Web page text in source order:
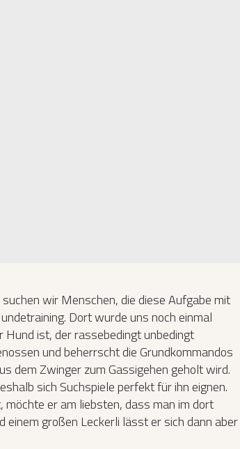
wir Menschen, die diese Aufgabe mit
Dort wurde uns noch einmal
ist, der rassebedingt unbedingt
und beherrscht die Grundkommandos
dem Zwinger zum Gassigehen geholt wird.
sich Suchspiele perfekt für ihn eignen.
er am liebsten, dass man im dort
großen Leckerli lässt er sich dann aber